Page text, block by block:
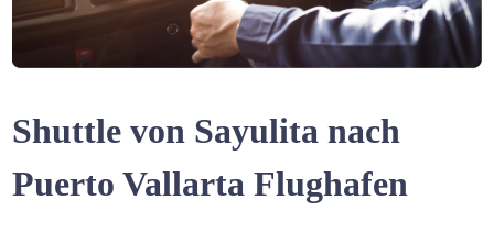
Shuttle von Sayulita nach
Puerto Vallarta Flughafen